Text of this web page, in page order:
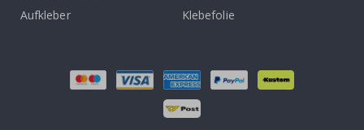
Aufkleber
Klebefolie